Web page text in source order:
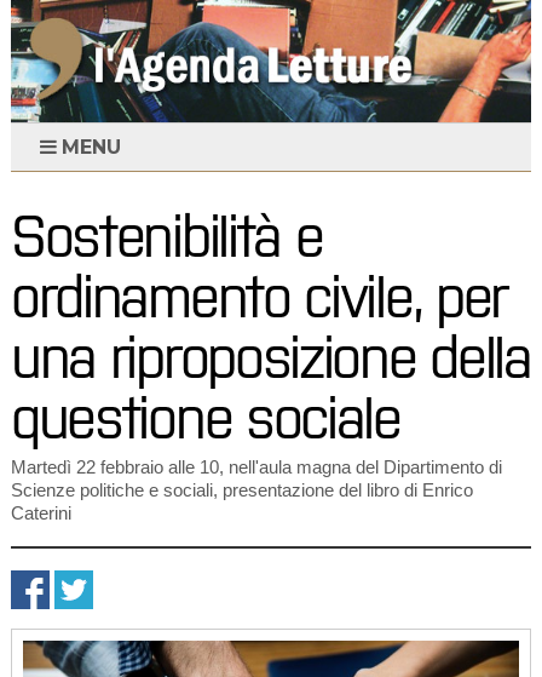
MENU
Sostenibilità e
ordinamento civile, per
una riproposizione della
questione sociale
Martedì 22 febbraio alle 10, nell'aula magna del Dipartimento di
Scienze politiche e sociali, presentazione del libro di Enrico
Caterini